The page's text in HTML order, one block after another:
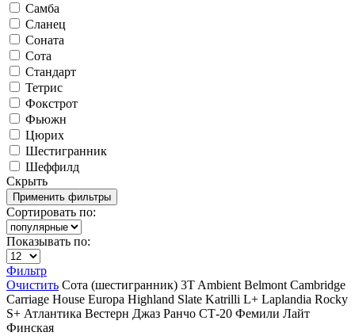
Самба
Сланец
Соната
Сота
Стандарт
Тетрис
Фокстрот
Фьюжн
Цюрих
Шестигранник
Шеффилд
Скрыть
Сортировать по:
Показывать по:
Фильтр
Очистить Сота (шестигранник) 3T Ambient Belmont Cambridge
Carriage House Europa Highland Slate Katrilli L+ Laplandia Rocky
S+ Атлантика Вестерн Джаз Ранчо СТ-20 Фемили Лайт
Финская